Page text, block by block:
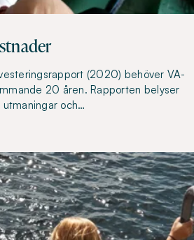
(2020) behöver VA-
20 åren. Rapporten belyser
och…